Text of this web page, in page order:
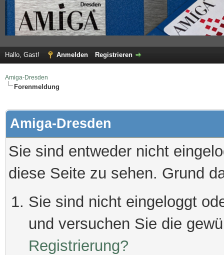
Hallo, Gast! Anmelden Registrieren
Amiga-Dresden
Forenmeldung
Amiga-Dresden
Sie sind entweder nicht
diese Seite zu sehen. Grund
Sie sind nicht eingeloggt
und versuchen Sie die
Registrierung?